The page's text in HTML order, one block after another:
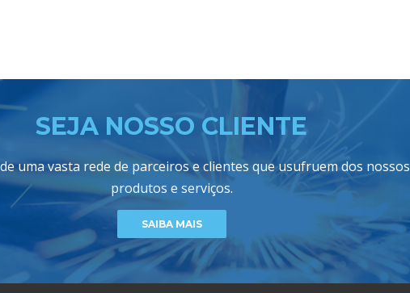
SEJA NOSSO CLIENTE
uma vasta rede de parceiros e clientes que usufruem dos nossos
produtos e serviços.
SAIBA MAIS